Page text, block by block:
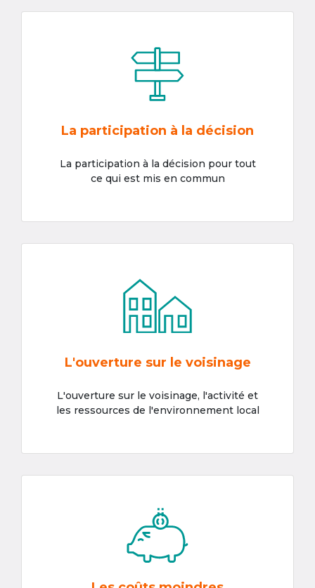
La participation à la décision
La participation à la décision pour tout
ce qui est mis en commun
L'ouverture sur le voisinage
L'ouverture sur le voisinage, l'activité et
les ressources de l'environnement local